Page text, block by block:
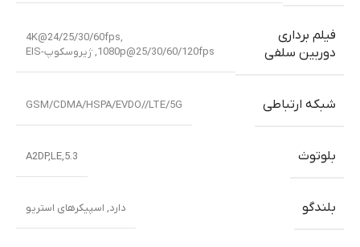
فیلم برداری
دوربین سلفی
4K@24/25/30/60fps,
1080p@25/30/60/120fps, ژیروسکوپ-EIS
شبکه ارتباطی GSM/CDMA/HSPA/EVDO//LTE/5G
بلوتوث 5.3,A2DP,LE
بلندگو دارد, اسپیکرهای استریو